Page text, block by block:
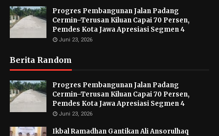
Progres Pembangunan Jalan Padang
Cermin–Terusan Kiluan Capai 70 Persen,
Pemdes Kota Jawa Apresiasi Segmen 4
Juni 23, 2026
Berita Random
Progres Pembangunan Jalan Padang
Cermin–Terusan Kiluan Capai 70 Persen,
Pemdes Kota Jawa Apresiasi Segmen 4
Juni 23, 2026
Ikbal Ramadhan Gantikan Ali Ansorulhaq